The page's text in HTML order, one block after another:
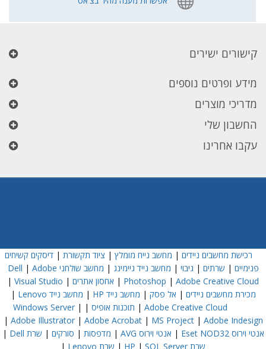
קישורים ישירים
מידע ופרטים נוספים
מדריכי מוצרים
החשבון שלי
עקבו אחרינו
רכישת מחשבים ניידים | מחשב נייח מומלץ | ציוד תקשורת |דיסקים קשיחים
פנימיים | שרתים | גיבוי | מחשב נייד גיימינג | מחשב שולחני Dell | Adobe
Photoshop | Adobe Creative Cloud
| אחסון אתרים |
Visual Studio
|
מכירת מחשבים ניידים | אל פסק | מחשב נייד HP | מחשב נייד Lenovo
|
Adobe Creative Cloud
| תוכנות אופיס |
Windows Server|
Adobe Illustrator| Adobe Acrobat| MS Project| Adobe Indesign
|
אנטי וירוס Eset NOD32
| אנטי וירוס AVG | מדפסות | סורקים | שרת Dell
|
שרת HP
| SQL Server
| שרת Lenovo |